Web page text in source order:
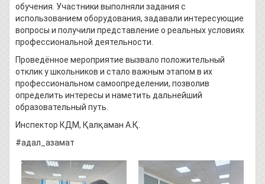
обучения. Участники выполняли задания с
использованием оборудования, задавали интересующие
вопросы и получили представление о реальных условиях
профессиональной деятельности.
Проведённое мероприятие вызвало положительный
отклик у школьников и стало важным этапом в их
профессиональном самоопределении, позволив
определить интересы и наметить дальнейший
образовательный путь.
Инспектор КДМ, Қалқаман А.Қ.
#адал_азамат